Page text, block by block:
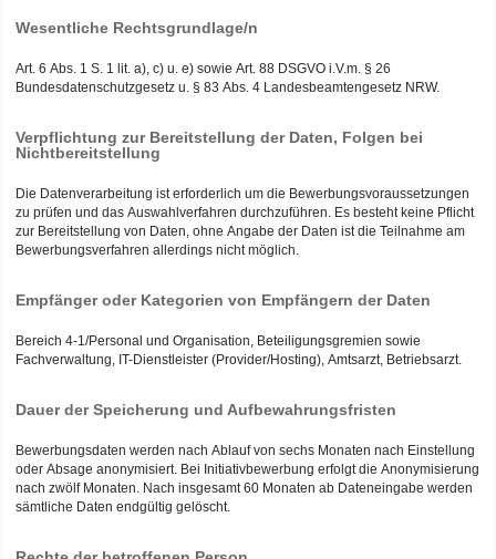
Wesentliche Rechtsgrundlage/n
Art. 6 Abs. 1 S. 1 lit. a), c) u. e) sowie Art. 88 DSGVO i.V.m. § 26
Bundesdatenschutzgesetz u. § 83 Abs. 4 Landesbeamtengesetz NRW.
Verpflichtung zur Bereitstellung der Daten, Folgen bei
Nichtbereitstellung
Die Datenverarbeitung ist erforderlich um die Bewerbungsvoraussetzungen
zu prüfen und das Auswahlverfahren durchzuführen. Es besteht keine Pflicht
zur Bereitstellung von Daten, ohne Angabe der Daten ist die Teilnahme am
Bewerbungsverfahren allerdings nicht möglich.
Empfänger oder Kategorien von Empfängern der Daten
Bereich 4-1/Personal und Organisation, Beteiligungsgremien sowie
Fachverwaltung, IT-Dienstleister (Provider/Hosting), Amtsarzt, Betriebsarzt.
Dauer der Speicherung und Aufbewahrungsfristen
Bewerbungsdaten werden nach Ablauf von sechs Monaten nach Einstellung
oder Absage anonymisiert. Bei Initiativbewerbung erfolgt die Anonymisierung
nach zwölf Monaten. Nach insgesamt 60 Monaten ab Dateneingabe werden
sämtliche Daten endgültig gelöscht.